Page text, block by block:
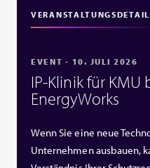
EVENT - 10. JULI 2026
IP‑Klinik für KMU
EnergyWorks
Wenn Sie eine neue
Unternehmen ausbauen,